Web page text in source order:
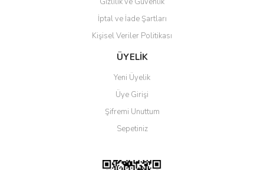
İptal ve İade Şartları
Kişisel Veriler Politikası
ÜYELİK
Yeni Üyelik
Üye Girişi
Şifremi Unuttum
Sepetiniz